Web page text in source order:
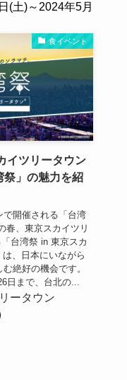
(土)～2024年5月
食イベント
イツリータウン
祭」の魅力を紹
開催される「台湾
春、東京スカイツリ
台湾祭 in 東京スカ
、日本にいながら
絶好の機会です。
日まで、台北の...
ータウン